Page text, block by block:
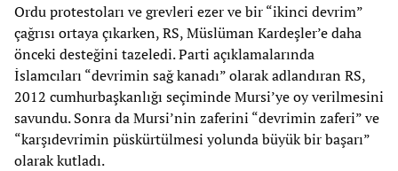
Ordu protestoları ve grevleri ezer ve bir “ikinci devrim”
çağrısı ortaya çıkarken, RS, Müslüman Kardeşler’e daha
önceki desteğini tazeledi. Parti açıklamalarında
İslamcıları “devrimin sağ kanadı” olarak adlandıran RS,
2012 cumhurbaşkanlığı seçiminde Mursi’ye oy verilmesini
savundu. Sonra da Mursi’nin zaferini “devrimin zaferi” ve
“karşıdevrimin püskürtülmesi yolunda büyük bir başarı”
olarak kutladı.